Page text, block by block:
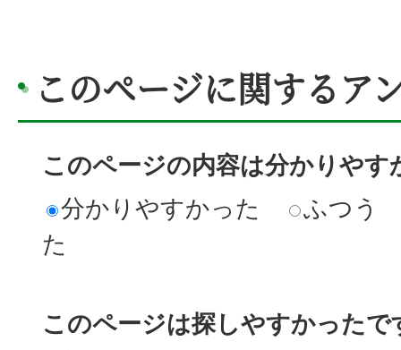
このページに関するア
このページの内容は分かりやす
分かりやすかった
ふつう
た
このページは探しやすかったで